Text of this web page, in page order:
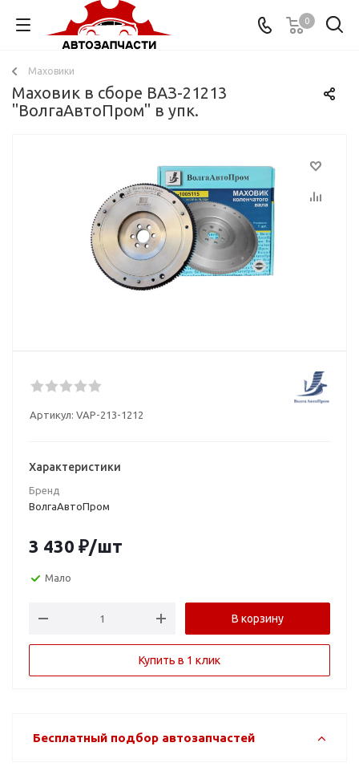
0
Маховики
Маховик в сборе ВАЗ-21213
"ВолгаАвтоПром" в упк.
Артикул: VAP-213-1212
Характеристики
Бренд
ВолгаАвтоПром
3 430 ₽/шт
Мало
В корзину
Купить в 1 клик
Бесплатный подбор автозапчастей